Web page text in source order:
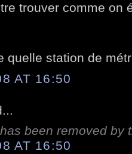
trouver comme on
quelle station de
AT 16:50
been removed by
AT 16:50